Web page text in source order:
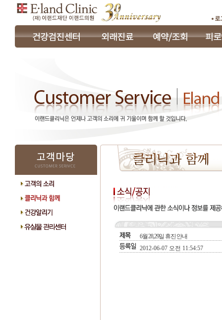
6월 28,29일 휴진 안내
2012-06-07 오전 11:54:57